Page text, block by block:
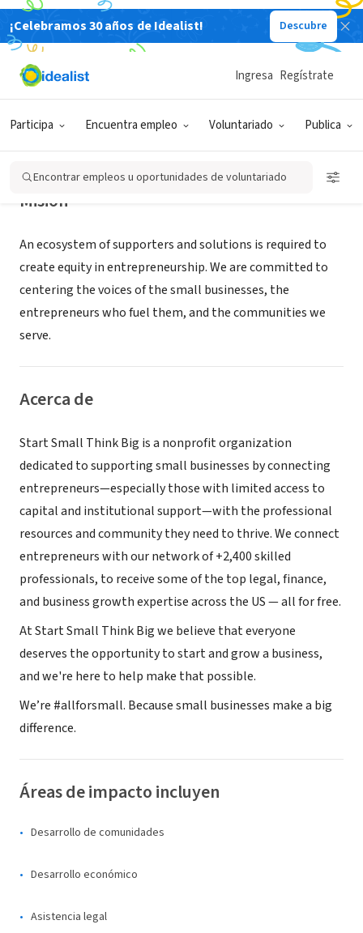
¡Celebramos 30 años de Idealist! Descubre
Participa Encuentra empleo Voluntariado Publica
Ingresa Regístrate
Encontrar empleos u oportunidades de voluntariado
ORGANIZACIÓN SIN FIN DE LUCRO
Start Small Think Big
Misión
An ecosystem of supporters and solutions is required to
create equity in entrepreneurship. We are committed to
centering the voices of the small businesses, the
entrepreneurs who fuel them, and the communities we
serve.
Acerca de
Start Small Think Big is a nonprofit organization
dedicated to supporting small businesses by connecting
entrepreneurs—especially those with limited access to
capital and institutional support—with the professional
resources and community they need to thrive. We connect
entrepreneurs with our network of +2,400 skilled
professionals, to receive some of the top legal, finance,
and business growth expertise across the US — all for free.
At Start Small Think Big we believe that everyone
deserves the opportunity to start and grow a business,
and we're here to help make that possible.
We’re #allforsmall. Because small businesses make a big
difference.
Áreas de impacto incluyen
Desarrollo de comunidades
Desarrollo económico
Asistencia legal